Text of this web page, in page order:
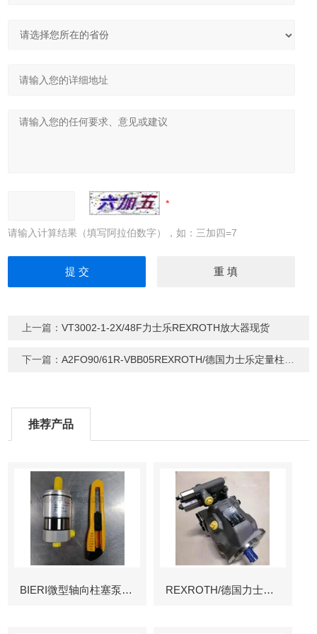
请输入计算结果（填写阿拉伯数字），如：三加四=7
上一篇：VT3002-1-2X/48F力士乐REXROTH放大器现货
下一篇：A2FO90/61R-VBB05REXROTH/德国力士乐定量柱塞泵
推荐产品
BIERI微型轴向柱塞泵AKP REXROTH/德国力士乐叶片泵